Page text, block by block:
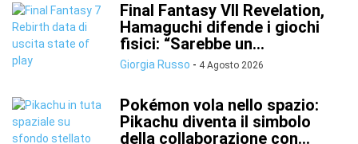
Final Fantasy VII Revelation,
Hamaguchi difende i giochi
fisici: “Sarebbe un...
Giorgia Russo - 4 Agosto 2026
Pokémon vola nello spazio:
Pikachu diventa il simbolo
della collaborazione con...